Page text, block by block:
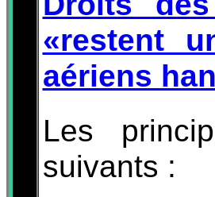
«restent
aériens
Les
suivants :